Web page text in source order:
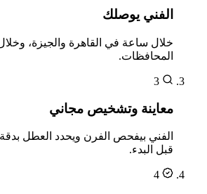
الفني يوصلك
المحافظات.
3
معاينة وتشخيص مجاني
الفني بيفحص الفرن ويحدد العطل
قبل البدء.
4